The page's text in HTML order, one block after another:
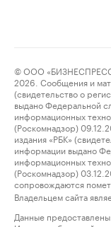
© ООО
2026. Сообщения и
(свидетельство о
выдано Федеральной
информационных
(Роскомнадзор)
издания «РБК»
информации выдано
информационных
(Роскомнадзор)
сопровождаются
Владельцем сайта
Данные